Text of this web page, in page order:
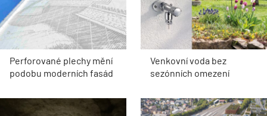
Perforované plechy mění
podobu moderních fasád
Venkovní voda bez
sezónních omezení